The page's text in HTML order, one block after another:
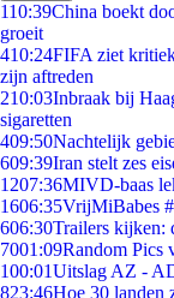
110:39China boekt
groeit
410:24FIFA ziet
zijn aftreden
210:03Inbraak bij
sigaretten
409:50Nachtelijk
609:39Iran stelt zes
1207:36MIVD-baas
1606:35VrijMiBabes
606:30Trailers kijken:
7001:09Random Pics
100:01Uitslag AZ -
823:46Hoe 30 landen